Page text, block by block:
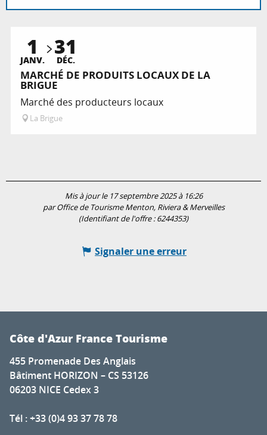
1
JANV. 31
DÉC.
MARCHÉ DE PRODUITS LOCAUX DE LA
BRIGUE
Marché des producteurs locaux
La Brigue
Mis à jour le 17 septembre 2025 à 16:26
par Office de Tourisme Menton, Riviera & Merveilles
(Identifiant de l'offre :6244353)
Signaler une erreur
Côte d'Azur France Tourisme
455 Promenade Des Anglais
Bâtiment HORIZON – CS 53126
06203 NICE Cedex 3
Tél : +33 (0)4 93 37 78 78